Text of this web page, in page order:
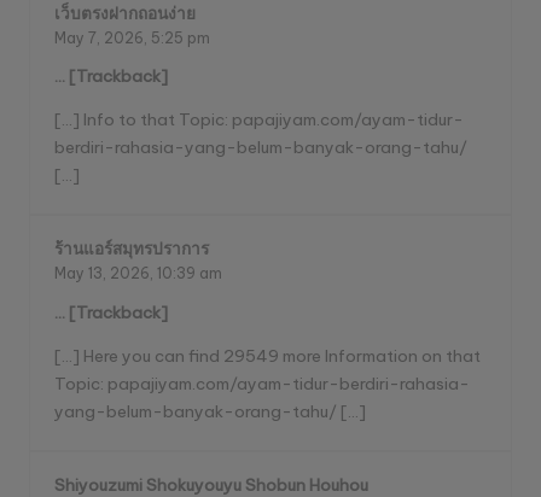
เว็บตรงฝากถอนง่าย
May 7, 2026, 5:25 pm
… [Trackback]
[…] Info to that Topic: papajiyam.com/ayam-tidur-
berdiri-rahasia-yang-belum-banyak-orang-tahu/
[…]
ร้านแอร์สมุทรปราการ
May 13, 2026, 10:39 am
… [Trackback]
[…] Here you can find 29549 more Information on that
Topic: papajiyam.com/ayam-tidur-berdiri-rahasia-
yang-belum-banyak-orang-tahu/ […]
Shiyouzumi Shokuyouyu Shobun Houhou